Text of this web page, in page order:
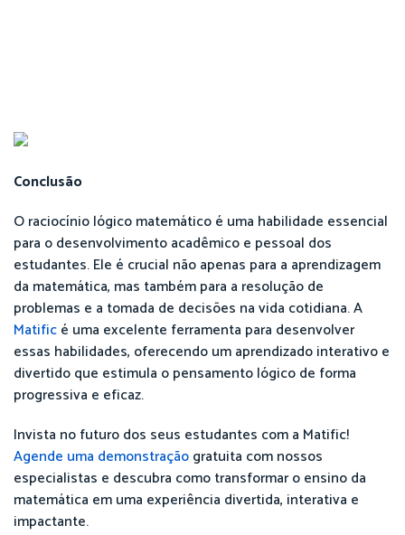
Conclusão
O raciocínio lógico matemático é uma habilidade essencial
para o desenvolvimento acadêmico e pessoal dos
estudantes. Ele é crucial não apenas para a aprendizagem
da matemática, mas também para a resolução de
problemas e a tomada de decisões na vida cotidiana. A
Matificé uma excelente ferramenta para desenvolver
essas habilidades, oferecendo um aprendizado interativo e
divertido que estimula o pensamento lógico de forma
progressiva e eficaz.
Invista no futuro dos seus estudantes com a Matific!
Agende uma demonstraçãogratuita com nossos
especialistas e descubra como transformar o ensino da
matemática em uma experiência divertida, interativa e
impactante.